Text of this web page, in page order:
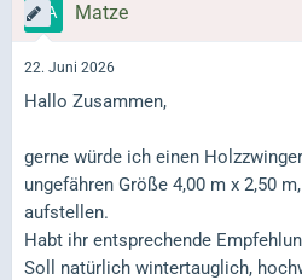
Matze
22. Juni 2026
Hallo Zusammen,
gerne würde ich einen
ungefähren Größe 4,00 m x 2,50
aufstellen.
Habt ihr entsprechende
Soll natürlich wintertauglich,